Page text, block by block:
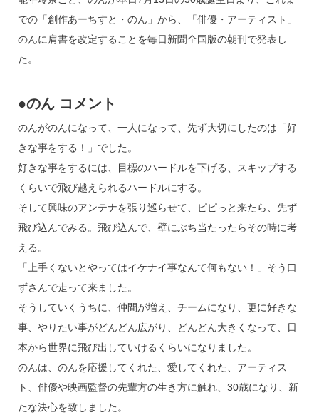
e
a
e
n
e
c
e
k
での「創作あーちすと・のん」から、「俳優・アーティスト」
のんに肩書を改定することを毎日新聞全国版の朝刊で発表し
た。
●のん コメント
のんがのんになって、一人になって、先ず大切にしたのは「好
きな事をする！」でした。
好きな事をするには、目標のハードルを下げる、スキップする
くらいで飛び越えられるハードルにする。
そして興味のアンテナを張り巡らせて、ピピっと来たら、先ず
飛び込んでみる。飛び込んで、壁にぶち当たったらその時に考
える。
「上手くないとやってはイケナイ事なんて何もない！」そう口
ずさんで走って来ました。
そうしていくうちに、仲間が増え、チームになり、更に好きな
事、やりたい事がどんどん広がり、どんどん大きくなって、日
本から世界に飛び出していけるくらいになりました。
のんは、のんを応援してくれた、愛してくれた、アーティス
ト、俳優や映画監督の先輩方の生き方に触れ、30歳になり、新
たな決心を致しました。